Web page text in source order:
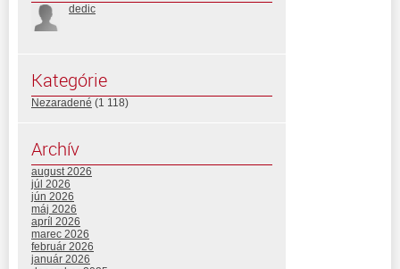
dedic
Kategórie
Nezaradené (1 118)
Archív
august 2026
júl 2026
jún 2026
máj 2026
apríl 2026
marec 2026
február 2026
január 2026